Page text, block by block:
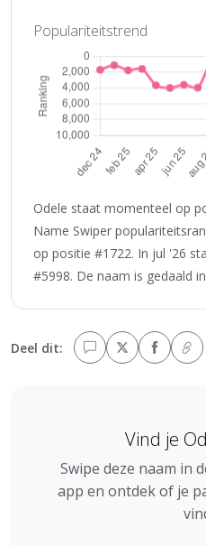
Populariteitstrend
Odele staat momenteel op
Name Swiper
op positie #1722. In jul '26
#5998. De naam is gedaald
Deel dit:
Vind je
Swipe deze naam in
app en ontdek of je